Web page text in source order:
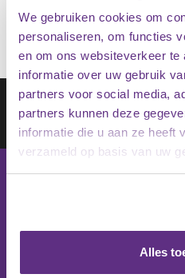
We gebruiken cookies om
personaliseren, om functies
en om ons websiteverkeer
informatie over uw gebruik
partners voor social media,
partners kunnen deze
informatie die u aan ze heeft
verzameld op basis van uw
Alles
Schrijf je in op